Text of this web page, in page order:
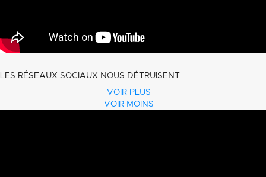
LES RÉSEAUX SOCIAUX NOUS DÉTRUISENT
VOIR PLUS
VOIR MOINS